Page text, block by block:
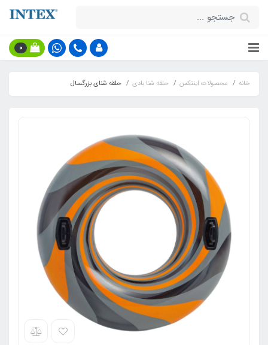
0
خانه محصولات اینتکس حلقه شنا بادی حلقه شنای بزرگسال